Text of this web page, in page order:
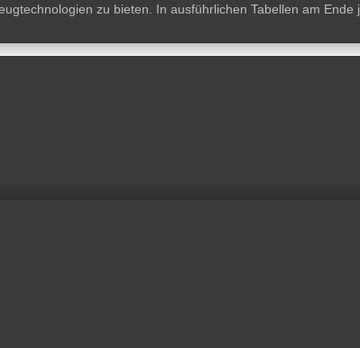
zu bieten. In ausführlichen Tabellen am